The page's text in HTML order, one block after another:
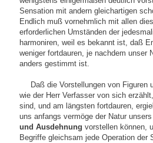
Sensation mit andern gleichartigen
Endlich muß vornehmlich mit allen
erforderlichen Umständen der
harmoniren, weil es bekannt ist, daß
weniger fortdauren, je nachdem unser
anders gestimmt ist.
Daß die Vorstellungen von Figuren
wie der Herr Verfasser von sich
sind, und am längsten fortdauren,
uns anfangs vermöge der Natur
und Ausdehnung vorstellen können,
Begriffe gleichsam jede Operation der